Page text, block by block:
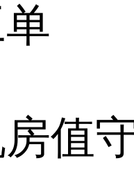
值